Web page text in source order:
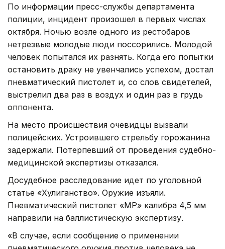
По информации пресс-службы департамента
полиции, инцидент произошел в первых числах
октября. Ночью возле одного из рестобаров
нетрезвые молодые люди поссорились. Молодой
человек попытался их разнять. Когда его попытки
остановить драку не увенчались успехом, достал
пневматический пистолет и, со слов свидетелей,
выстрелил два раз в воздух и один раз в грудь
оппонента.
На место происшествия очевидцы вызвали
полицейских. Устроившего стрельбу горожанина
задержали. Потерпевший от проведения судебно-
медицинской экспертизы отказался.
Досудебное расследование идет по уголовной
статье «Хулиганство». Оружие изъяли.
Пневматический пистолет «МР» калибра 4,5 мм
направили на баллистическую экспертизу.
«В случае, если сообщение о применении